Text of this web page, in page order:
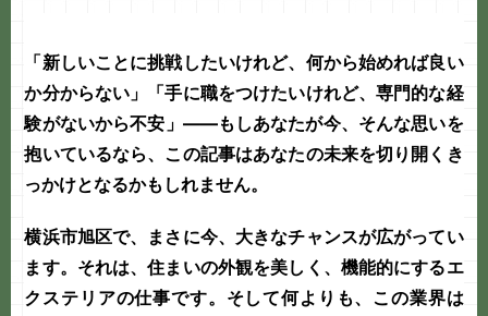
「新しいことに挑戦したいけれど、何から始めれば良い
か分からない」「手に職をつけたいけれど、専門的な経
験がないから不安」――もしあなたが今、そんな思いを
抱いているなら、この記事はあなたの未来を切り開くき
っかけとなるかもしれません。
横浜市旭区で、まさに今、大きなチャンスが広がってい
ます。それは、住まいの外観を美しく、機能的にするエ
クステリアの仕事です。そして何よりも、この業界は